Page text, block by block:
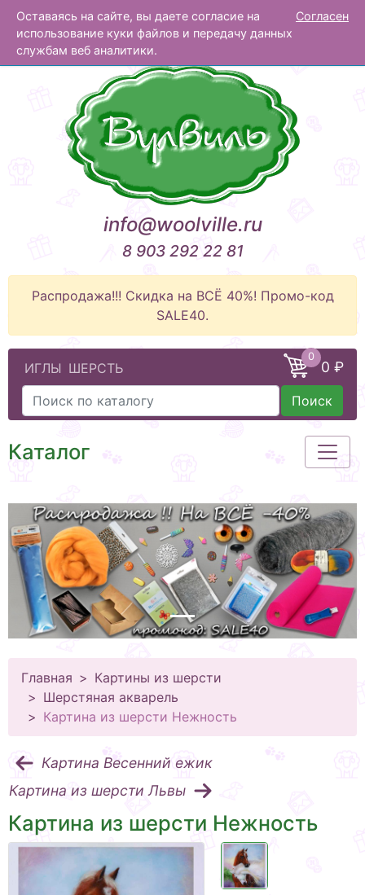
Оставаясь на сайте, вы даете согласие на
использование куки файлов и передачу данных
службам веб аналитики.
Согласен
Вулвиль
info@woolville.ru
8 903 292 22 81
Распродажа!!! Скидка на ВСЁ 40%! Промо-код
SALE40.
ИГЛЫ ШЕРСТЬ
0
0 ₽
Поиск
Каталог
Главная
Картины из шерсти
Шерстяная акварель
Картина из шерсти Нежность
Картина Весенний ежик
Картина из шерсти Львы
Картина из шерсти Нежность